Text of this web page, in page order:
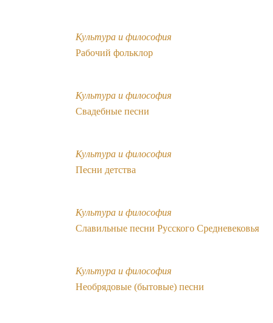
Культура и философия
Рабочий фольклор
Культура и философия
Свадебные песни
Культура и философия
Песни детства
Культура и философия
Славильные песни Русского Средневековья
Культура и философия
Необрядовые (бытовые) песни